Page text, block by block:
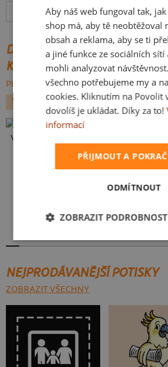
Hodnocení:4.86 (76
DALŠÍ POTISKY ZE STEJNÉ
KATEGORIE
PROCHÁZET VŠE:
VÁNOCE
Vlastní potisk
NEJPRODÁVANĚJŠÍ POTISKY
ZOBRAZIT VŠECHNY
Aby náš web fungoval tak,
shop má, aby tě neobtěžoval
obsah a reklama, aby se ti
a jiné funkce ze sociálních sítí
mohli analyzovat
všechno potřebujeme my a
cookies. Kliknutím na Povolit
dovolíš je ukládat. Díky za to!
informací
PŘIJMOUT A
ODMÍTNOUT
ZOBRAZIT